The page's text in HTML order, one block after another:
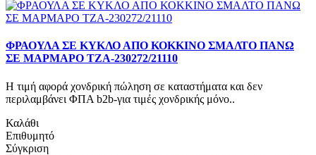
ΦΡΑΟΥΛΑ ΣΕ ΚΥΚΛΟ ΑΠΟ ΚΟΚΚΙΝΟ ΣΜΑΛΤΟ ΠΑΝΩ
ΣΕ ΜΑΡΜΑΡΟ ΤΖΑ-230272/21110
Η τιμή αφορά χονδρική πώληση σε καταστήματα και δεν
περιλαμβάνει ΦΠΑ b2b-για τιμές χονδρικής μόνο..
Καλάθι
Επιθυμητό
Σύγκριση